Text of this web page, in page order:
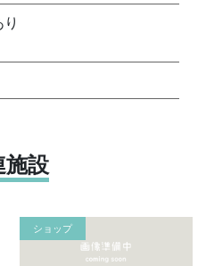
施設
ショップ